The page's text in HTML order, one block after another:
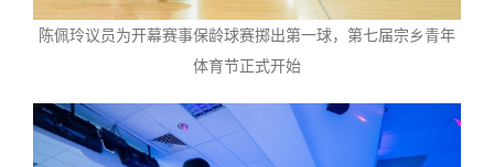
陈佩玲议员为开幕赛事保龄球赛掷出第一球，第七届宗乡青年
体育节正式开始